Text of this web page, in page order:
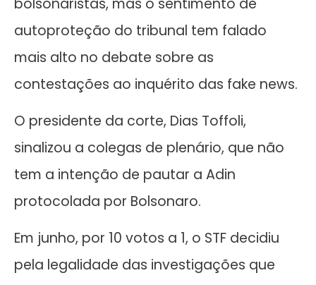
autoproteção do tribunal tem falado
mais alto no debate sobre as
contestações ao inquérito das fake news.
O presidente da corte, Dias Toffoli,
sinalizou a colegas de plenário, que não
tem a intenção de pautar a Adin
protocolada por Bolsonaro.
Em junho, por 10 votos a 1, o STF decidiu
pela legalidade das investigações que